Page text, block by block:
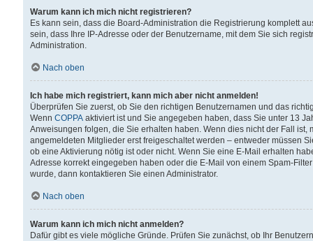
Warum kann ich mich nicht registrieren?
Es kann sein, dass die Board-Administration die Registrierung komplett
sein, dass Ihre IP-Adresse oder der Benutzername, mit dem Sie sich
Administration.
Nach oben
Ich habe mich registriert, kann mich aber nicht anmelden!
Überprüfen Sie zuerst, ob Sie den richtigen Benutzernamen und das
Wenn COPPA aktiviert ist und Sie angegeben haben, dass Sie unter 13
Anweisungen folgen, die Sie erhalten haben. Wenn dies nicht der Fall
angemeldeten Mitglieder erst freigeschaltet werden – entweder müssen
ob eine Aktivierung nötig ist oder nicht. Wenn Sie eine E-Mail erhalten
Adresse korrekt eingegeben haben oder die E-Mail von einem Spam-
wurde, dann kontaktieren Sie einen Administrator.
Nach oben
Warum kann ich mich nicht anmelden?
Dafür gibt es viele mögliche Gründe. Prüfen Sie zunächst, ob Ihr